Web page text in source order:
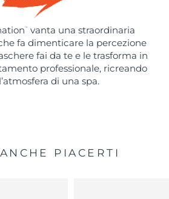
™
vanta una straordinaria
fa dimenticare la percezione
fai da te e le trasforma in
professionale, ricreando
di una spa.
PIACERTI